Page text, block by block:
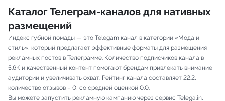
Каталог Телеграм-каналов для нативных
размещений
Индекс губной помады — это Telegam канал в категории «Мода и
стиль», который предлагает эффективные форматы для размещения
рекламных постов в Телеграмме. Количество подписчиков канала в
5.6K и качественный контент помогают брендам привлекать внимание
аудитории и увеличивать охват. Рейтинг канала составляет 22.2,
количество отзывов – 0, со средней оценкой 0.0.
Вы можете запустить рекламную кампанию через сервис Telega.in,